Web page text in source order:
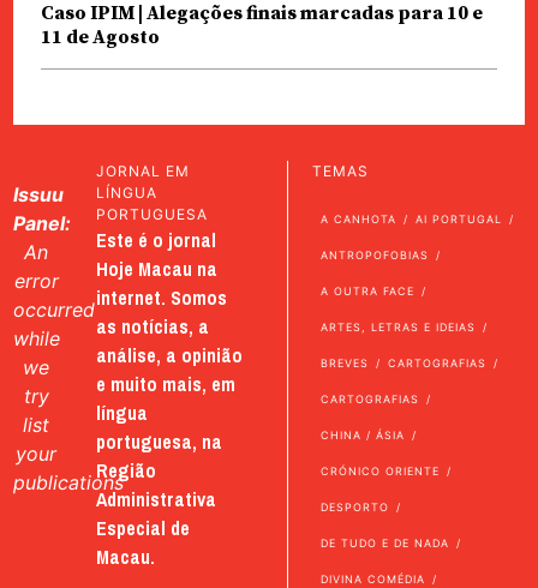
Caso IPIM | Alegações finais marcadas para 10 e
11 de Agosto
Issuu
Panel:
An
error
occurred
while
we
try
list
your
publications
JORNAL EM
LÍNGUA
PORTUGUESA
Este é o jornal
Hoje Macau na
internet. Somos
as notícias, a
análise, a opinião
e muito mais, em
língua
portuguesa, na
Região
Administrativa
Especial de
Macau.
TEMAS
A CANHOTA AI PORTUGAL
ANTROPOFOBIAS
A OUTRA FACE
ARTES, LETRAS E IDEIAS
BREVES CARTOGRAFIAS
CARTOGRAFIAS
CHINA / ÁSIA
CRÓNICO ORIENTE
DESPORTO
DE TUDO E DE NADA
DIVINA COMÉDIA